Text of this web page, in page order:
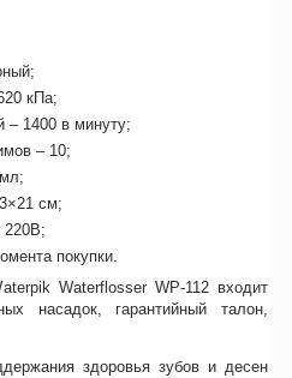
кПа;
– 1400 в минуту;
– 10;
см;
220В;
покупки.
Waterflosser WP-112 входит
насадок, гарантийный талон,
здоровья зубов и десен